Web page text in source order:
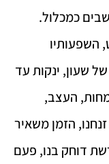
כמכלול.
השפעותיו
של שעון, ינקות עד
העצב,
הזמן משאיר
דוחק בנו, פעם